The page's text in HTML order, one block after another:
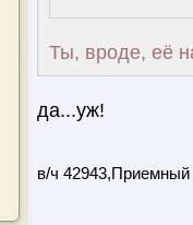
Ты, вроде, её
да...уж!
в/ч